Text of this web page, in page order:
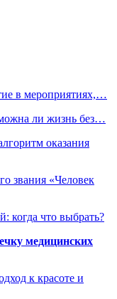
в мероприятиях,…
ли жизнь без…
оказания
звания «Человек
когда что выбрать?
медицинских
к красоте и